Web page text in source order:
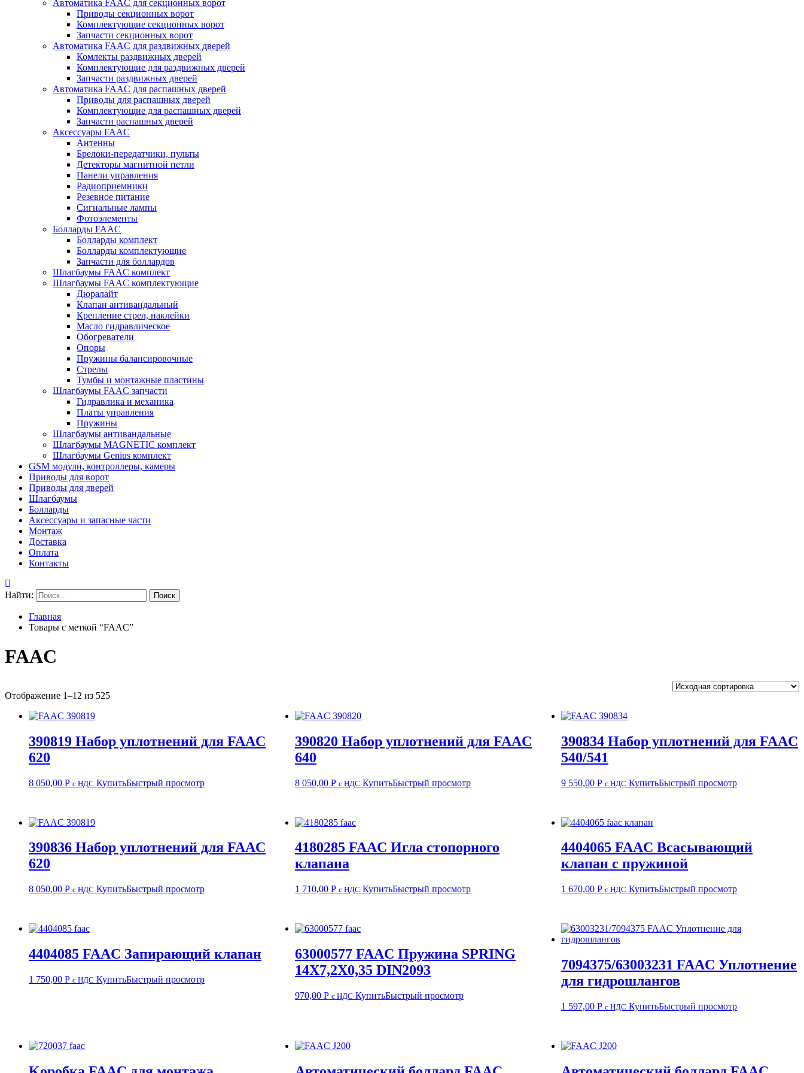
Автоматика FAAC для секционных ворот
Приводы секционных ворот
Комплектующие секционных ворот
Запчасти секционных ворот
Автоматика FAAC для раздвижных дверей
Комлекты раздвижных дверей
Комплектующие для раздвижных дверей
Запчасти раздвижных дверей
Автоматика FAAC для распашных дверей
Приводы для распашных дверей
Комплектующие для распашных дверей
Запчасти распашных дверей
Аксессуары FAAC
Антенны
Брелоки-передатчики, пульты
Детекторы магнитной петли
Панели управления
Радиоприемники
Резевное питание
Сигнальные лампы
Фотоэлементы
Болларды FAAC
Болларды комплект
Болларды комплектующие
Запчасти для боллардов
Шлагбаумы FAAC комплект
Шлагбаумы FAAC комплектующие
Дюралайт
Клапан антивандальный
Крепление стрел, наклейки
Масло гидравлическое
Обогреватели
Опоры
Пружины балансировочные
Стрелы
Тумбы и монтажные пластины
Шлагбаумы FAAC запчасти
Гидравлика и механика
Платы управления
Пружины
Шлагбаумы антивандальные
Шлагбаумы MAGNETIC комплект
Шлагбаумы Genius комплект
GSM модули, контроллеры, камеры
Приводы для ворот
Приводы для дверей
Шлагбаумы
Болларды
Аксессуары и запасные части
Монтаж
Доставка
Оплата
Контакты
Найти:
Главная
Товары с меткой “FAAC”
FAAC
Отображение 1–12 из 525
390819 Набор уплотнений для FAAC
620
8 050,00 Р с НДС КупитьБыстрый просмотр
390820 Набор уплотнений для FAAC
640
8 050,00 Р с НДС КупитьБыстрый просмотр
390834 Набор уплотнений для FAAC
540/541
9 550,00 Р с НДС КупитьБыстрый просмотр
390836 Набор уплотнений для FAAC
620
8 050,00 Р с НДС КупитьБыстрый просмотр
4180285 FAAC Игла стопорного
клапана
1 710,00 Р с НДС КупитьБыстрый просмотр
4404065 FAAC Всасывающий
клапан с пружиной
1 670,00 Р с НДС КупитьБыстрый просмотр
4404085 FAAC Запирающий клапан
1 750,00 Р с НДС КупитьБыстрый просмотр
63000577 FAAC Пружина SPRING
14X7,2X0,35 DIN2093
970,00 Р с НДС КупитьБыстрый просмотр
7094375/63003231 FAAC Уплотнение
для гидрошлангов
1 597,00 Р с НДС КупитьБыстрый просмотр